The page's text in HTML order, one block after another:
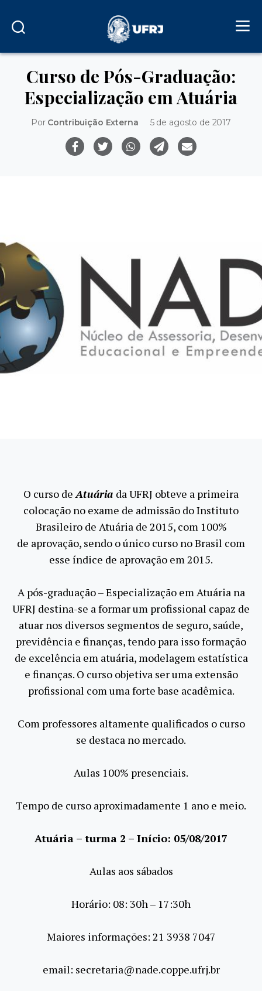
Curso de Pós-Graduação:
Especialização em Atuária
Por Contribuição Externa 5 de agosto de 2017
O curso de Atuária da UFRJ obteve a primeira
colocação no exame de admissão do Instituto
Brasileiro de Atuária de 2015, com 100%
de aprovação, sendo o único curso no Brasil com
esse índice de aprovação em 2015.
A pós-graduação – Especialização em Atuária na
UFRJ destina-se a formar um profissional capaz de
atuar nos diversos segmentos de seguro, saúde,
previdência e finanças, tendo para isso formação
de excelência em atuária, modelagem estatística
e finanças. O curso objetiva ser uma extensão
profissional com uma forte base acadêmica.
Com professores altamente qualificados o curso
se destaca no mercado.
Aulas 100% presenciais.
Tempo de curso aproximadamente 1 ano e meio.
Atuária – turma 2 – Início: 05/08/2017
Aulas aos sábados
Horário: 08: 30h – 17:30h
Maiores informações: 21 3938 7047
email: secretaria@nade.coppe.ufrj.br